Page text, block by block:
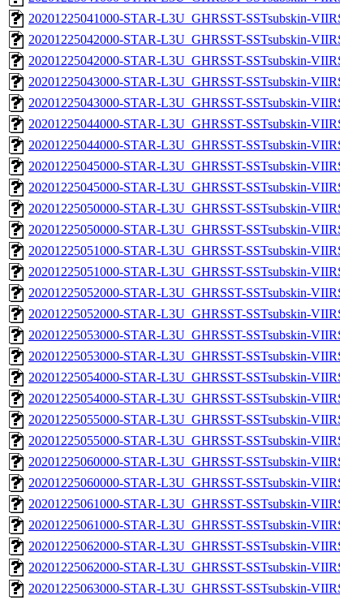
20201225041000-STAR-L3U_GHRSST-SSTsubskin-
20201225042000-STAR-L3U_GHRSST-SSTsubskin-
20201225042000-STAR-L3U_GHRSST-SSTsubskin-
20201225043000-STAR-L3U_GHRSST-SSTsubskin-
20201225043000-STAR-L3U_GHRSST-SSTsubskin-
20201225044000-STAR-L3U_GHRSST-SSTsubskin-
20201225044000-STAR-L3U_GHRSST-SSTsubskin-
20201225045000-STAR-L3U_GHRSST-SSTsubskin-
20201225045000-STAR-L3U_GHRSST-SSTsubskin-
20201225050000-STAR-L3U_GHRSST-SSTsubskin-
20201225050000-STAR-L3U_GHRSST-SSTsubskin-
20201225051000-STAR-L3U_GHRSST-SSTsubskin-
20201225051000-STAR-L3U_GHRSST-SSTsubskin-
20201225052000-STAR-L3U_GHRSST-SSTsubskin-
20201225052000-STAR-L3U_GHRSST-SSTsubskin-
20201225053000-STAR-L3U_GHRSST-SSTsubskin-
20201225053000-STAR-L3U_GHRSST-SSTsubskin-
20201225054000-STAR-L3U_GHRSST-SSTsubskin-
20201225054000-STAR-L3U_GHRSST-SSTsubskin-
20201225055000-STAR-L3U_GHRSST-SSTsubskin-
20201225055000-STAR-L3U_GHRSST-SSTsubskin-
20201225060000-STAR-L3U_GHRSST-SSTsubskin-
20201225060000-STAR-L3U_GHRSST-SSTsubskin-
20201225061000-STAR-L3U_GHRSST-SSTsubskin-
20201225061000-STAR-L3U_GHRSST-SSTsubskin-
20201225062000-STAR-L3U_GHRSST-SSTsubskin-
20201225062000-STAR-L3U_GHRSST-SSTsubskin-
20201225063000-STAR-L3U_GHRSST-SSTsubskin-